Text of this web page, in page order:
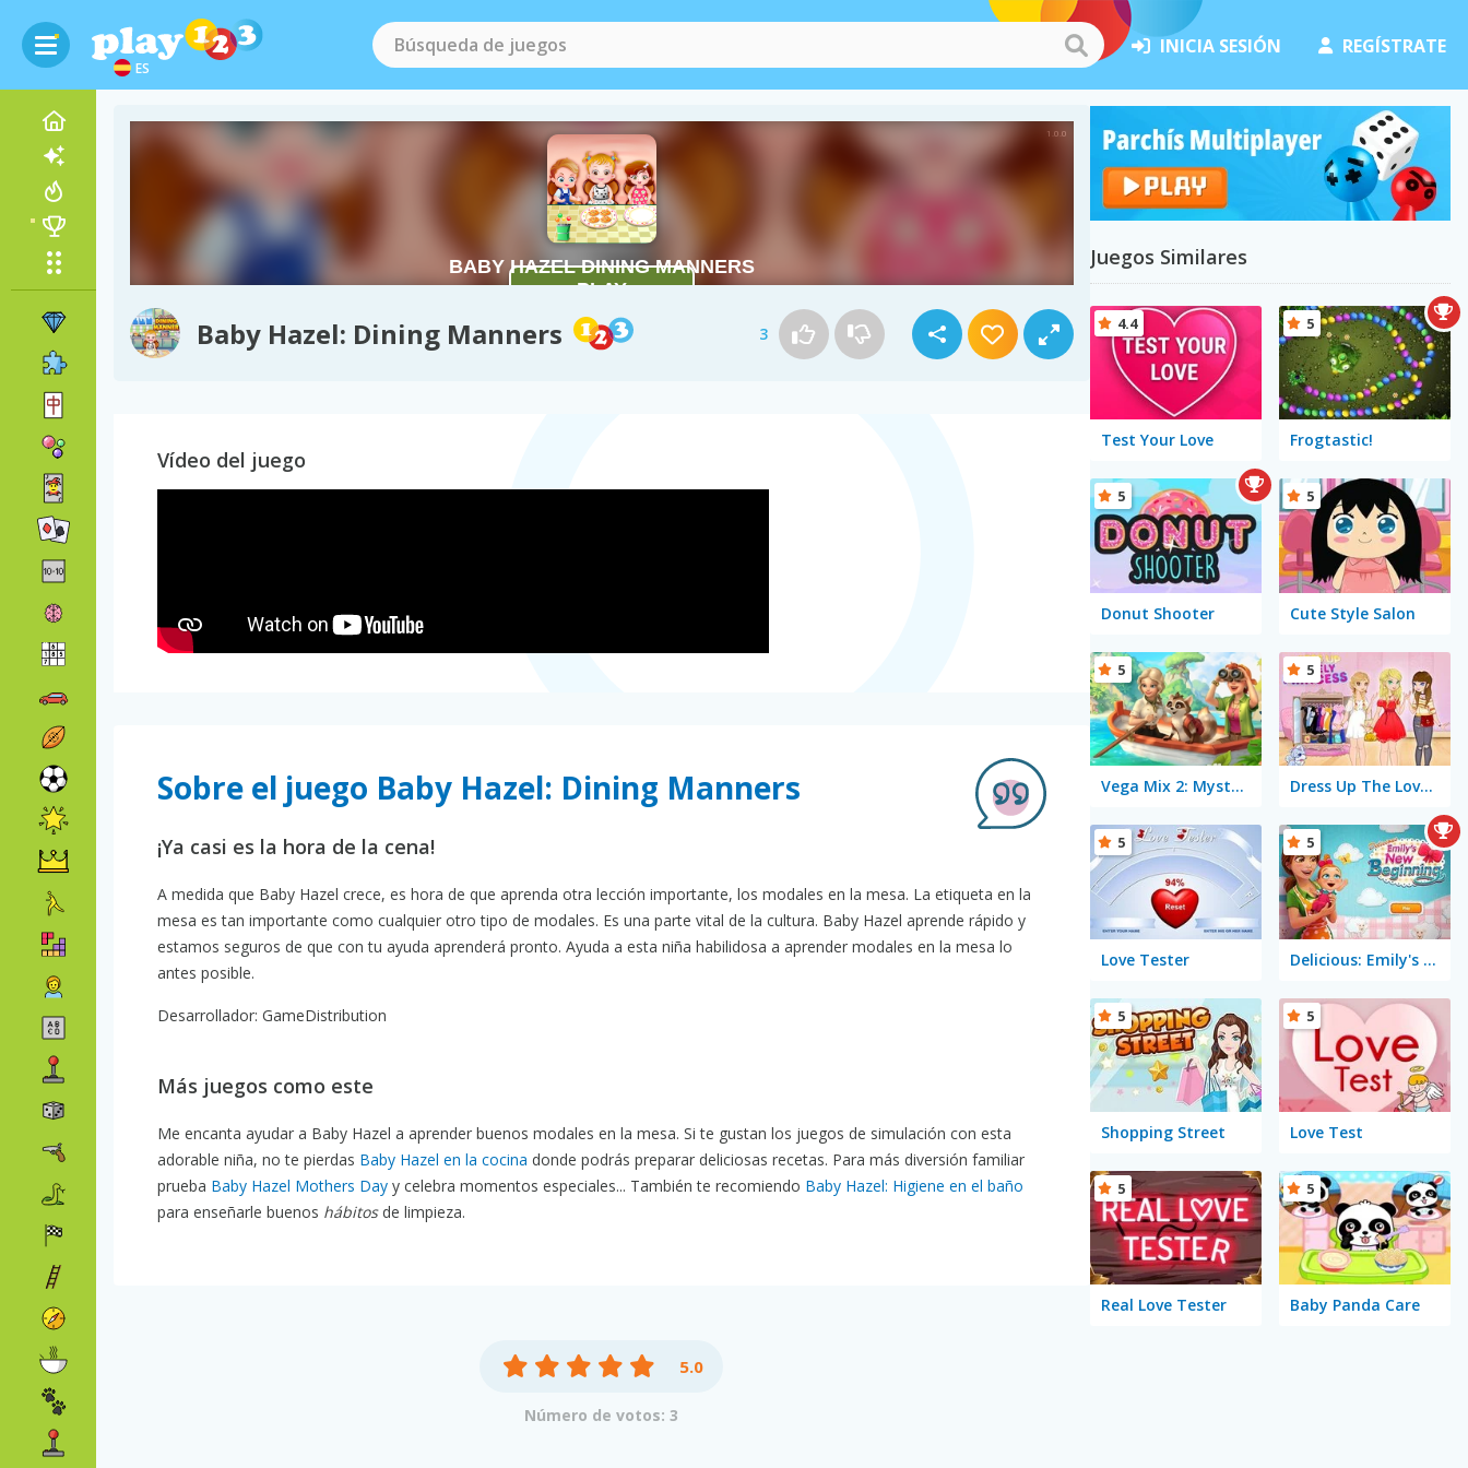
ES
INICIA SESIÓN REGÍSTRATE
Baby Hazel: Dining Manners 3
Vídeo del juego
Sobre el juego Baby Hazel: Dining Manners
¡Ya casi es la hora de la cena!
A medida que Baby Hazel crece, es hora de que aprenda otra lección importante, los modales en la mesa. La etiqueta en la
mesa es tan importante como cualquier otro tipo de modales. Es una parte vital de la cultura. Baby Hazel aprende rápido y
estamos seguros de que con tu ayuda aprenderá pronto. Ayuda a esta niña habilidosa a aprender modales en la mesa lo
antes posible.
Desarrollador: GameDistribution
Más juegos como este
Me encanta ayudar a Baby Hazel a aprender buenos modales en la mesa. Si te gustan los juegos de simulación con esta
adorable niña, no te pierdas Baby Hazel en la cocina donde podrás preparar deliciosas recetas. Para más diversión familiar
prueba Baby Hazel Mothers Day y celebra momentos especiales... También te recomiendo Baby Hazel: Higiene en el baño
para enseñarle buenos hábitosde limpieza.
5.0
Número de votos: 3
Juegos Similares
Test Your Love
4.4
Frogtastic!
5
Donut Shooter
5
Cute Style Salon
5
Vega Mix 2: Mystery of Island
5
Dress Up The Lovely Princess
5
Love Tester
5
Delicious: Emily's New Beginning
5
Shopping Street
5
Love Test
5
Real Love Tester
5
Baby Panda Care
5